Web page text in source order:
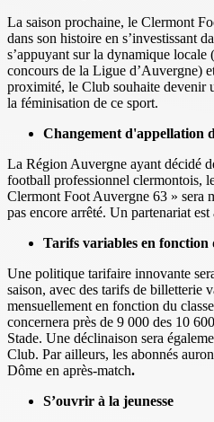
La saison prochaine, le Clermont
dans son histoire en s’investissant
s’appuyant sur la dynamique
concours de la Ligue d’Auvergne)
proximité, le Club souhaite devenir
la féminisation de ce sport.
Changement d'appellation
La Région Auvergne ayant décidé
football professionnel clermontois,
Clermont Foot Auvergne 63 » sera
pas encore arrêté. Un partenariat est
Tarifs variables en fonction
Une politique tarifaire innovante
saison, avec des tarifs de billetterie
mensuellement en fonction du
concernera près de 9 000 des 10
Stade. Une déclinaison sera
Club. Par ailleurs, les abonnés
Dôme en après-match.
S’ouvrir à la jeunesse